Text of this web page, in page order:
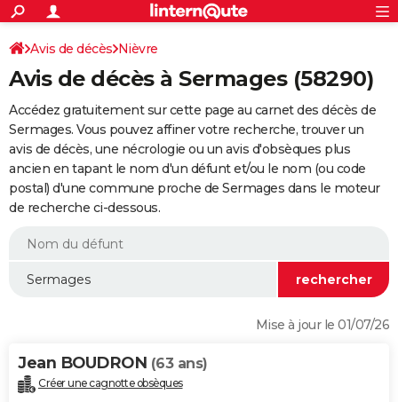
ACTUALITÉS
Politique
Société
Faits Divers
Education
Monde
Villes
+
SPORT
Coupe du monde 2026
Football
Tennis
Cyclisme
Rugby
Forum
Programme TV
TNT
Streaming
Cinéma
Sorties cinéma
Musique
+
FINANCE
Retraite
Impôts
Epargne
Immobilier
Risques naturels par ville
Banque
Assurance
Crédit
AUTO
Essais
Réserver un essai
Citadines
Berlines
SUV
Forum auto
+
HIGH-TECH
BRICOLAGE
WEEK-END
Alimentation
Guide de la santé
Maladies
Médicaments
Sommeil
VOYAGE
Avis de décès Nièvre
Avis de décès à Sermages (58290)
Accédez gratuitement sur cette page au carnet des décès de
Sermages. Vous pouvez affiner votre recherche, trouver un
avis de décès, une nécrologie ou un avis d'obsèques plus
ancien en tapant le nom d'un défunt et/ou le nom (ou code
postal) d'une commune proche de Sermages dans le moteur
de recherche ci-dessous.
Mise à jour le 01/07/26
Jean BOUDRON (63 ans)
Créer une cagnotte obsèques